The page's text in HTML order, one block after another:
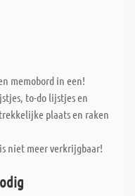
memobord in een!
to-do lijstjes en
plaats en raken
niet meer verkrijgbaar!